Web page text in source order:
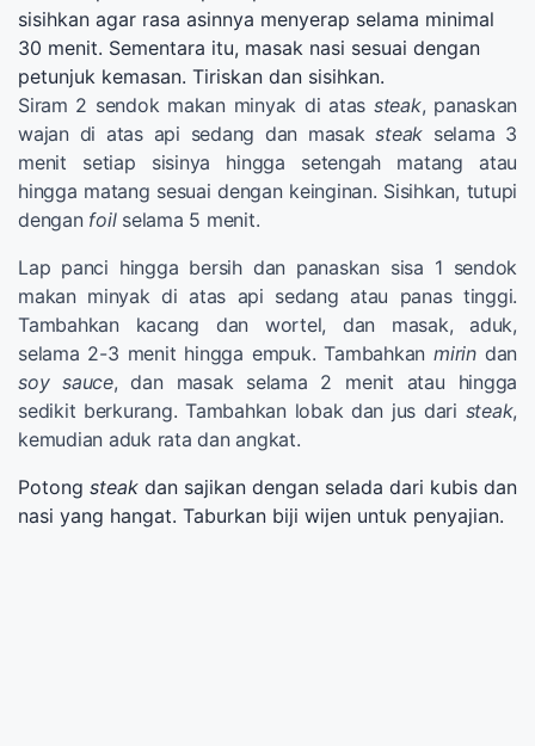
sisihkan agar rasa asinnya menyerap selama minimal
30 menit. Sementara itu, masak nasi sesuai dengan
petunjuk kemasan. Tiriskan dan sisihkan.
Siram 2 sendok makan minyak di atas steak, panaskan
wajan di atas api sedang dan masaksteak selama 3
menit setiap sisinya hingga setengah matang atau
hingga matang sesuai dengan keinginan. Sisihkan, tutupi
dengan foilselama 5 menit.
Lap panci hingga bersih dan panaskan sisa 1 sendok
makan minyak di atas api sedang atau panas tinggi.
Tambahkan kacang dan wortel, dan masak, aduk,
selama 2-3 menit hingga empuk. Tambahkanmirindan
soy sauce, dan masak selama 2 menit atau hingga
sedikit berkurang. Tambahkan lobak dan jus dari steak,
kemudian aduk rata dan angkat.
Potong steak dan sajikan dengan selada dari kubis dan
nasi yang hangat. Taburkan biji wijen untuk penyajian.